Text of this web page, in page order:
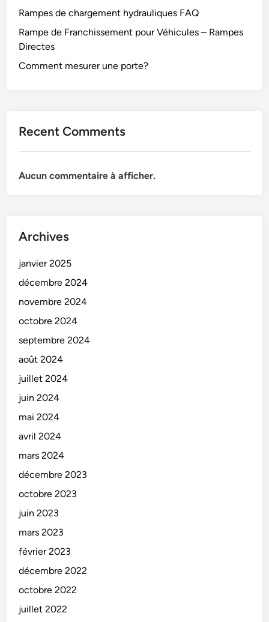
Rampes de chargement hydrauliques FAQ
Rampe de Franchissement pour Véhicules – Rampes
Directes
Comment mesurer une porte?
Recent Comments
Aucun commentaire à afficher.
Archives
janvier 2025
décembre 2024
novembre 2024
octobre 2024
septembre 2024
août 2024
juillet 2024
juin 2024
mai 2024
avril 2024
mars 2024
décembre 2023
octobre 2023
juin 2023
mars 2023
février 2023
décembre 2022
octobre 2022
juillet 2022